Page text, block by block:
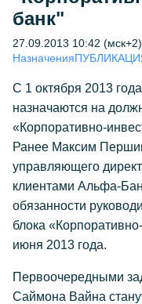
банк"
27.09.2013 10:42 (мск+2)
Назначения
С 1 октября 2013
назначаются на
«Корпоративно-
Ранее Максим
управляющего
клиентами Альфа-
обязанности
блока
июня 2013 года.
Первоочередными
Саймона Вайна